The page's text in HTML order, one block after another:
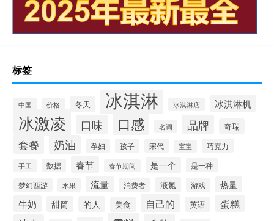
标签
中国 价格 冬天 冰淇淋 冰淇淋店 冰淇淋机
冰激凌 口味 口感 名词 品牌 奇瑞
套餐 奶油 孕妇 孩子 宋代 宝宝 巧克力
手工 数据 春节 春节期间 是一个 是一种
梦幻西游 水果 流量 消费者 液氮 游戏 热量
牛奶 甜筒 的人 美食 自己的 英语 蛋糕